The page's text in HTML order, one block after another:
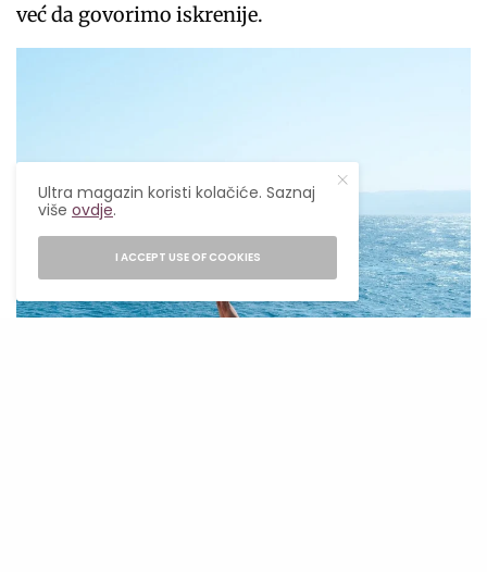
već da govorimo iskrenije.
Ultra magazin koristi kolačiće. Saznaj
višeovdje.
I ACCEPT USE OF COOKIES